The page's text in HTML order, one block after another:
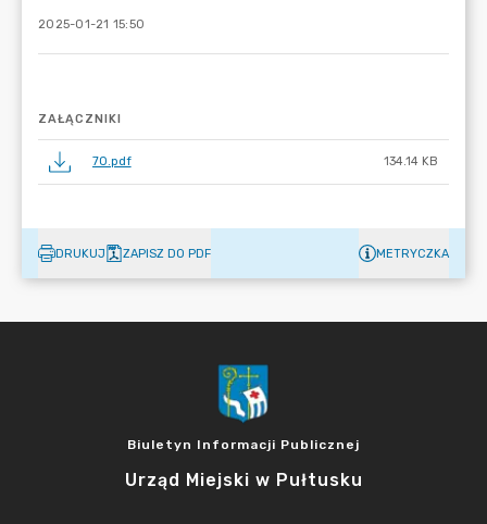
2025-01-21 15:50
ZAŁĄCZNIKI
70.pdf 134.14 KB
DRUKUJ ZAPISZ DO PDF METRYCZKA
Biuletyn Informacji Publicznej
Urząd Miejski w Pułtusku